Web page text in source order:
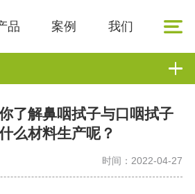
品 案例 我们
了解鼻咽拭子与口咽拭子
么材料生产呢？
时间：2022-04-27